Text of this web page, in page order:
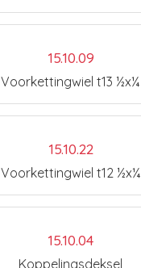
15.10.09
Voorkettingwiel t13 ½x¼
15.10.22
Voorkettingwiel t12 ½x¼
15.10.04
Koppelingsdeksel